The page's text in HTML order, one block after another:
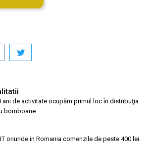
ani de activitate ocupăm primul loc în distribuţia
bomboane
oriunde in Romania comenzile de peste 400 lei.